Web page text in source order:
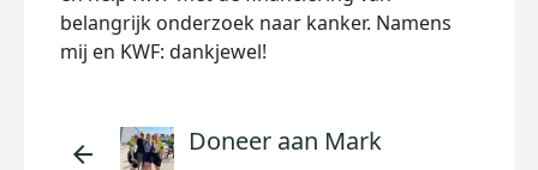
belangrijk onderzoek naar kanker. Namens
mij en KWF: dankjewel!
arrow_back Doneer aan Mark